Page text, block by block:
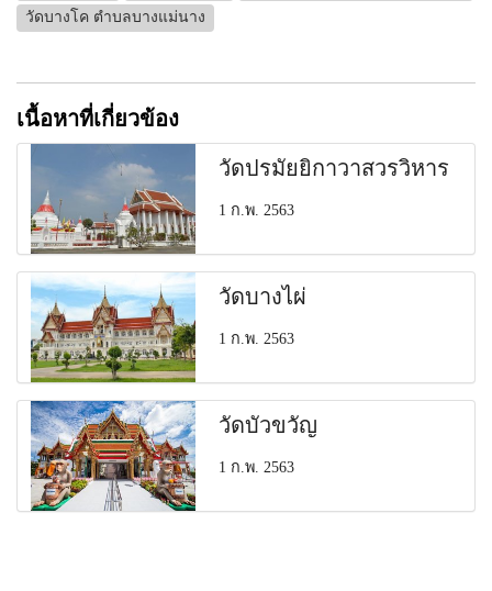
วัดบางโค ตำบลบางแม่นาง
เนื้อหาที่เกี่ยวข้อง
วัดปรมัยยิกาวาสวรวิหาร
1 ก.พ. 2563
วัดบางไผ่
1 ก.พ. 2563
วัดบัวขวัญ
1 ก.พ. 2563